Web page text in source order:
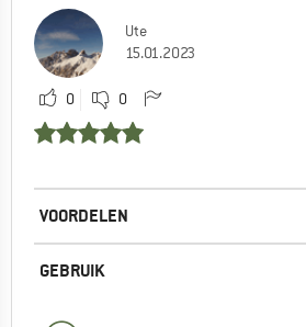
Ute
15.01.2023
0 0
VOORDELEN
GEBRUIK